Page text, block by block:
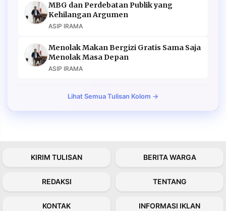
MBG dan Perdebatan Publik yang
Kehilangan Argumen
ASIP IRAMA
Menolak Makan Bergizi Gratis Sama Saja
Menolak Masa Depan
ASIP IRAMA
Lihat Semua Tulisan Kolom →
KIRIM TULISAN BERITA WARGA
REDAKSI TENTANG
KONTAK INFORMASI IKLAN